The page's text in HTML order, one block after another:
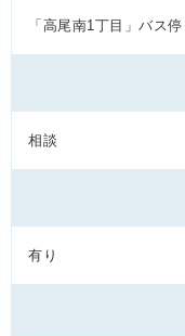
「高尾南1丁目」バス
相談
有り